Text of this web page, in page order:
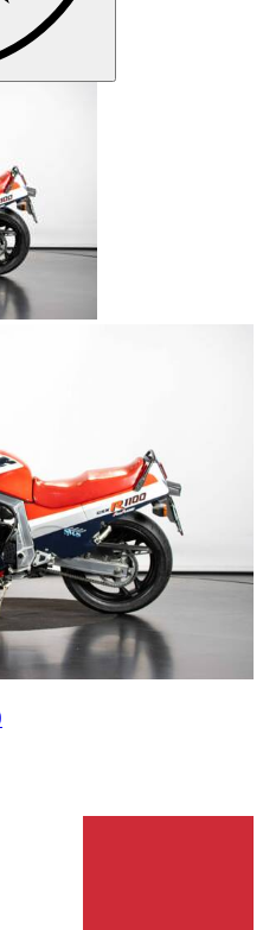
di spicco del marchio
la cui produzione
ergonomica e
delle motociclette Suzuki, ma
delle nuove normative
del motore divenne ad
una cilindrata di 400 cm
a 1200 cm cubici di
per tutti i suoi veicoli una “S”
ogni veicolo Suzuki sa